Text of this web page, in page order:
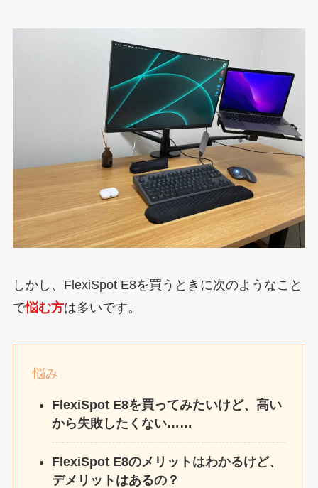
しかし、FlexiSpot E8を買うときに次のようなこと
で悩む方は多いです。
悩み
FlexiSpot E8を買ってみたいけど、高い
から失敗したくない……
FlexiSpot E8のメリットはわかるけど、
デメリットはあるの？